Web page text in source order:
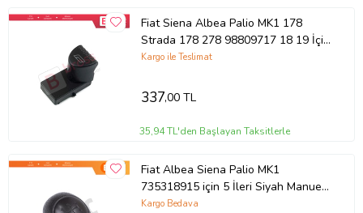
Fiat Siena Albea Palio MK1 178
Strada 178 278 98809717 18 19 İçin
Elektrikli Cam Açma Düğme Kapağı
Kargo ile Teslimat
337,00 TL
35,94 TL'den Başlayan Taksitlerle
Fiat Albea Siena Palio MK1
735318915 için 5 İleri Siyah Manuel
Vites Topuzu
Kargo Bedava